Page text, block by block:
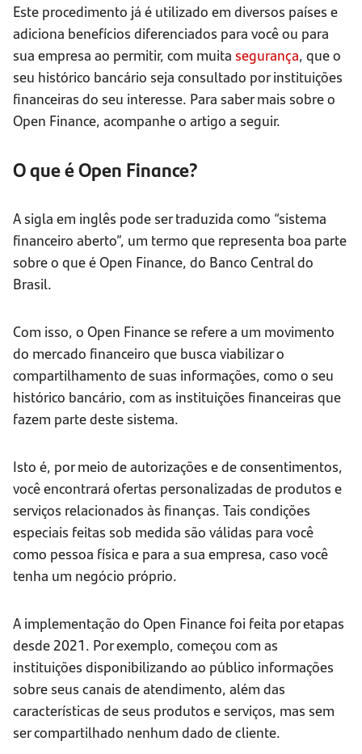
Este procedimento já é utilizado em diversos países e
adiciona benefícios diferenciados para você ou para
sua empresa ao permitir, com muita segurança, que o
seu histórico bancário seja consultado por instituições
financeiras do seu interesse. Para saber mais sobre o
Open Finance, acompanhe o artigo a seguir.
O que é Open Finance?
A sigla em inglês pode ser traduzida como “sistema
financeiro aberto”, um termo que representa boa parte
sobre o que é Open Finance, do Banco Central do
Brasil.
Com isso, o Open Finance se refere a um movimento
do mercado financeiro que busca viabilizar o
compartilhamento de suas informações, como o seu
histórico bancário, com as instituições financeiras que
fazem parte deste sistema.
Isto é, por meio de autorizações e de consentimentos,
você encontrará ofertas personalizadas de produtos e
serviços relacionados às finanças. Tais condições
especiais feitas sob medida são válidas para você
como pessoa física e para a sua empresa, caso você
tenha um negócio próprio.
A implementação do Open Finance foi feita por etapas
desde 2021. Por exemplo, começou com as
instituições disponibilizando ao público informações
sobre seus canais de atendimento, além das
características de seus produtos e serviços, mas sem
ser compartilhado nenhum dado de cliente.